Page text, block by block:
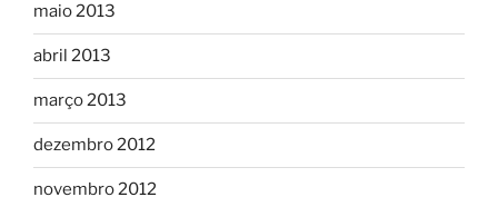
maio 2013
abril 2013
março 2013
dezembro 2012
novembro 2012